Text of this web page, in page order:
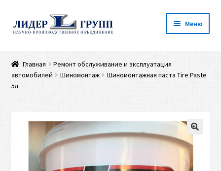
кк
Меню
Каталог
Наши контакты
Личный кабинет
Главная
Ремонт обслуживание и эксплуатация
автомобилей
Шиномонтаж
Шиномонтажная паста Tire Paste
5л